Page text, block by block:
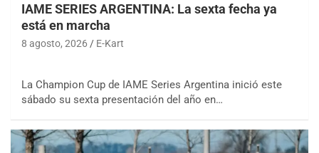
IAME SERIES ARGENTINA: La sexta fecha ya
está en marcha
8 agosto, 2026 E-Kart
La Champion Cup de IAME Series Argentina inició este
sábado su sexta presentación del año en…